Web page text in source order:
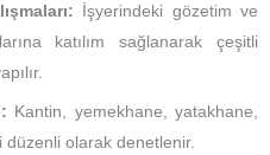
İşyerindeki gözetim ve
katılım sağlanarak çeşitli
Kantin, yemekhane, yatakhane,
olarak denetlenir.